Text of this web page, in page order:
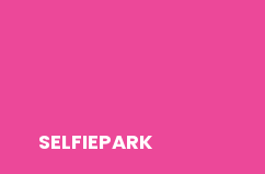
SELFIEPARK